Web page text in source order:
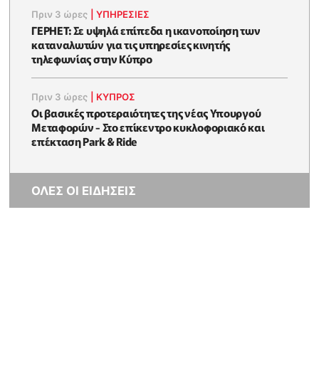
Πριν 3 ώρες |ΥΠΗΡΕΣΙΕΣ
ΓΕΡΗΕΤ: Σε υψηλά επίπεδα η ικανοποίηση των
καταναλωτών για τις υπηρεσίες κινητής
τηλεφωνίας στην Κύπρο
Πριν 3 ώρες ΚΥΠΡΟΣ
Οι βασικές προτεραιότητες της νέας Υπουργού
Μεταφορών - Στο επίκεντρο κυκλοφοριακό και
επέκταση Park & Ride
ΟΛΕΣ ΟΙ ΕΙΔΗΣΕΙΣ